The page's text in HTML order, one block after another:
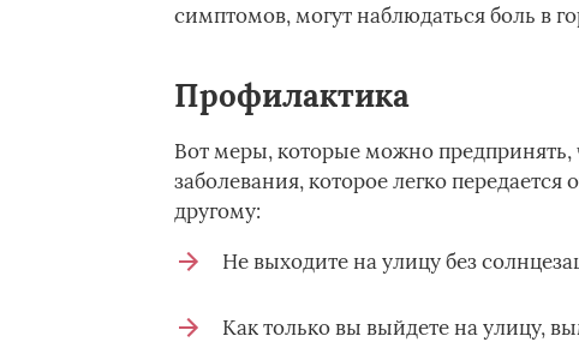
симптомов, могут наблюдаться боль в
Профилактика
Вот меры, которые можно предпринять,
заболевания, которое легко передается
другому:
Не выходите на улицу без
Как только вы выйдете на улицу,